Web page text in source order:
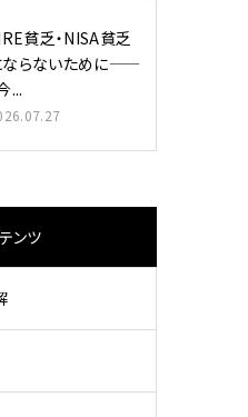
貧乏・NISA貧乏
ならないために——
...
ンツ